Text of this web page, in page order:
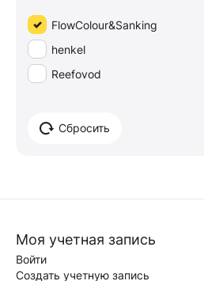
FlowColour&Sanking
henkel
Reefovod
Сбросить
Моя учетная запись
Войти
Создать учетную запись